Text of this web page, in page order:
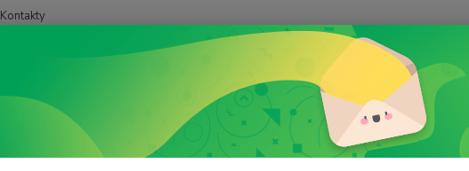
Kontakty
Péče o úlovek Podběráky